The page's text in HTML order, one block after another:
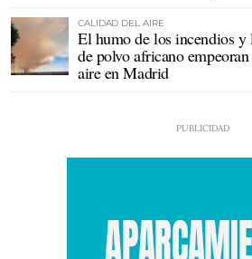
CALIDAD DEL AIRE
El humo de los incendios y
de polvo africano
aire en Madrid